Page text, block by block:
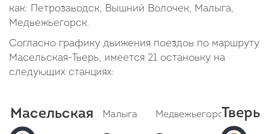
как: Петрозаводск, Вышний Волочек, Малыга,
Медвежьегорск.
Согласно графику движения поездов по маршруту
Масельская-Тверь, имеется 21 остановку на
следующих станциях:
Масельская
Малыга МедвежьегорскТверь